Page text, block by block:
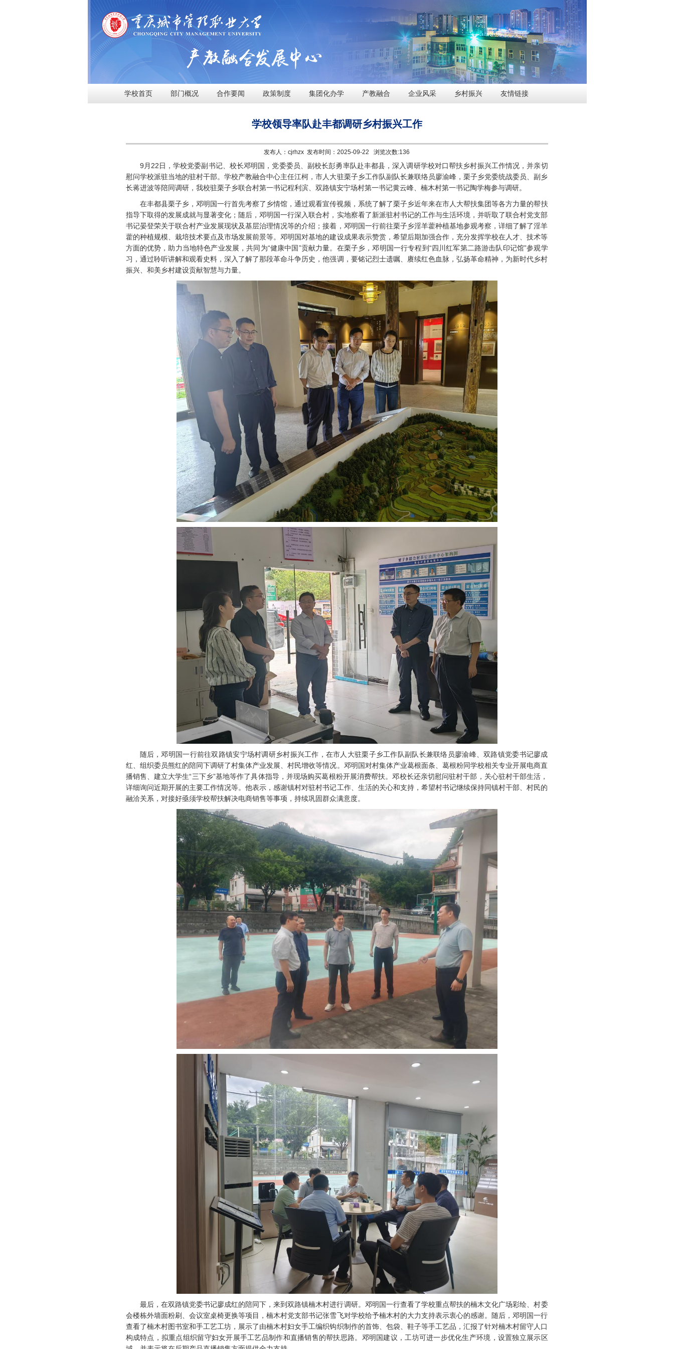
学校首页 部门概况 合作要闻 政策制度 集团化办学 产教融合 企业风采 乡村振兴 友情链接
学校领导率队赴丰都调研乡村振兴工作
发布人：cjrhzx 发布时间：2025-09-22 浏览次数:136
9月22日，学校党委副书记、校长邓明国，党委委员、副校长彭勇率队赴丰都县，深入调研学校对口帮扶乡村振兴工作情况，并亲切
慰问学校派驻当地的驻村干部。学校产教融合中心主任江柯，市人大驻栗子乡工作队副队长兼联络员廖渝峰，栗子乡党委统战委员、副乡
长蒋进波等陪同调研，我校驻栗子乡联合村第一书记程利滨、双路镇安宁场村第一书记黄云峰、楠木村第一书记陶学梅参与调研。
在丰都县栗子乡，邓明国一行首先考察了乡情馆，通过观看宣传视频，系统了解了栗子乡近年来在市人大帮扶集团等各方力量的帮扶
指导下取得的发展成就与显著变化；随后，邓明国一行深入联合村，实地察看了新派驻村书记的工作与生活环境，并听取了联合村党支部
书记晏登荣关于联合村产业发展现状及基层治理情况等的介绍；接着，邓明国一行前往栗子乡淫羊藿种植基地参观考察，详细了解了淫羊
藿的种植规模、栽培技术要点及市场发展前景等。邓明国对基地的建设成果表示赞赏，希望后期加强合作，充分发挥学校在人才、技术等
方面的优势，助力当地特色产业发展，共同为“健康中国”贡献力量。在栗子乡，邓明国一行专程到“四川红军第二路游击队印记馆”参观学
习，通过聆听讲解和观看史料，深入了解了那段革命斗争历史，他强调，要铭记烈士遗嘱、赓续红色血脉，弘扬革命精神，为新时代乡村
振兴、和美乡村建设贡献智慧与力量。
随后，邓明国一行前往双路镇安宁场村调研乡村振兴工作，在市人大驻栗子乡工作队副队长兼联络员廖渝峰、双路镇党委书记廖成
红、组织委员熊红的陪同下调研了村集体产业发展、村民增收等情况。邓明国对村集体产业葛根面条、葛根粉同学校相关专业开展电商直
播销售、建立大学生“三下乡”基地等作了具体指导，并现场购买葛根粉开展消费帮扶。邓校长还亲切慰问驻村干部，关心驻村干部生活，
详细询问近期开展的主要工作情况等。他表示，感谢镇村对驻村书记工作、生活的关心和支持，希望村书记继续保持同镇村干部、村民的
融洽关系，对接好亟须学校帮扶解决电商销售等事项，持续巩固群众满意度。
最后，在双路镇党委书记廖成红的陪同下，来到双路镇楠木村进行调研。邓明国一行查看了学校重点帮扶的楠木文化广场彩绘、村委
会楼栋外墙面粉刷、会议室桌椅更换等项目，楠木村党支部书记张雪飞对学校给予楠木村的大力支持表示衷心的感谢。随后，邓明国一行
查看了楠木村图书室和手工艺工坊，展示了由楠木村妇女手工编织钩织制作的首饰、包袋、鞋子等手工艺品，汇报了针对楠木村留守人口
构成特点，拟重点组织留守妇女开展手工艺品制作和直播销售的帮扶思路。邓明国建议，工坊可进一步优化生产环境，设置独立展示区